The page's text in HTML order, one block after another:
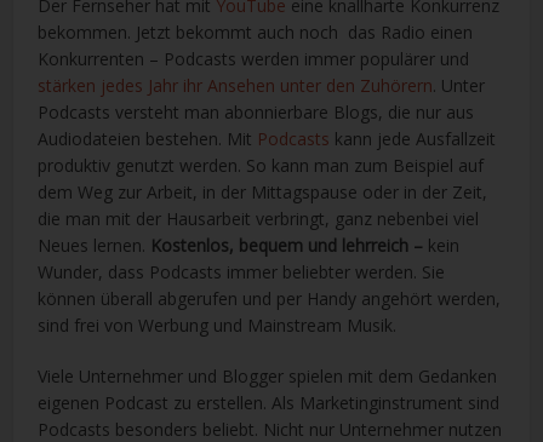
Der Fernseher hat mit YouTube eine knallharte Konkurrenz
bekommen. Jetzt bekommt auch noch das Radio einen
Konkurrenten – Podcasts werden immer populärer und
stärken jedes Jahr ihr Ansehen unter den Zuhörern. Unter
Podcasts versteht man abonnierbare Blogs, die nur aus
Audiodateien bestehen. Mit Podcasts kann jede Ausfallzeit
produktiv genutzt werden. So kann man zum Beispiel auf
dem Weg zur Arbeit, in der Mittagspause oder in der Zeit,
die man mit der Hausarbeit verbringt, ganz nebenbei viel
Neues lernen. Kostenlos, bequem und lehrreich – kein
Wunder, dass Podcasts immer beliebter werden. Sie
können überall abgerufen und per Handy angehört werden,
sind frei von Werbung und Mainstream Musik.
Viele Unternehmer und Blogger spielen mit dem Gedanken
eigenen Podcast zu erstellen. Als Marketinginstrument sind
Podcasts besonders beliebt. Nicht nur Unternehmer nutzen